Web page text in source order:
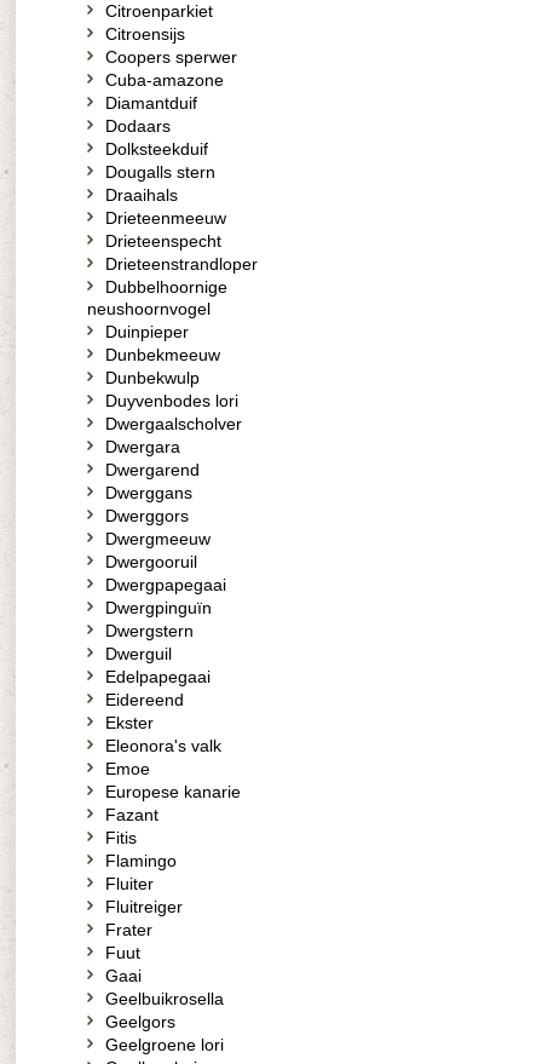
Citroenparkiet
Citroensijs
Coopers sperwer
Cuba-amazone
Diamantduif
Dodaars
Dolksteekduif
Dougalls stern
Draaihals
Drieteenmeeuw
Drieteenspecht
Drieteenstrandloper
Dubbelhoornige
neushoornvogel
Duinpieper
Dunbekmeeuw
Dunbekwulp
Duyvenbodes lori
Dwergaalscholver
Dwergara
Dwergarend
Dwerggans
Dwerggors
Dwergmeeuw
Dwergooruil
Dwergpapegaai
Dwergpinguïn
Dwergstern
Dwerguil
Edelpapegaai
Eidereend
Ekster
Eleonora's valk
Emoe
Europese kanarie
Fazant
Fitis
Flamingo
Fluiter
Fluitreiger
Frater
Fuut
Gaai
Geelbuikrosella
Geelgors
Geelgroene lori